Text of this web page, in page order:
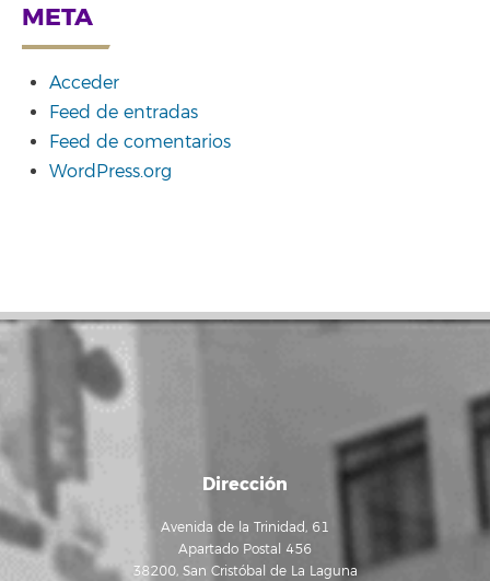
META
Acceder
Feed de entradas
Feed de comentarios
WordPress.org
Dirección
Avenida de la Trinidad, 61
Apartado Postal 456
38200, San Cristóbal de La Laguna